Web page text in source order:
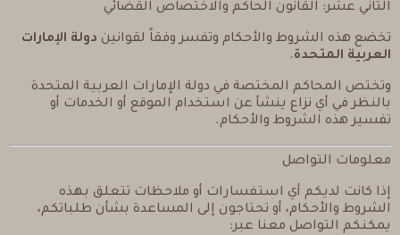
الثاني عشر: القانون الحاكم والاختصاص القضائي
تخضع هذه الشروط والأحكام وتفسر وفقاً لقوانين دولة الإمارات
العربية المتحدة.
وتختص المحاكم المختصة في دولة الإمارات العربية المتحدة
بالنظر في أي نزاع ينشأ عن استخدام الموقع أو الخدمات أو
تفسير هذه الشروط والأحكام.
معلومات التواصل
إذا كانت لديكم أي استفسارات أو ملاحظات تتعلق بهذه
الشروط والأحكام، أو تحتاجون إلى المساعدة بشأن طلباتكم،
يمكنكم التواصل معنا عبر: